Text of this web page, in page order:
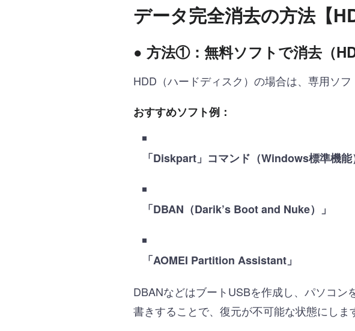
データ完全消去の方法【
● 方法①：無料ソフトで消去（
HDD（ハードディスク）の場合は、専用ソ
おすすめソフト例：
「Diskpart」コマンド（Windows標準機能
「DBAN（Darik’s Boot and Nuke）」
「AOMEI Partition Assistant」
DBANなどはブートUSBを作成し、パソコ
書きすることで、復元が不可能な状態にしま